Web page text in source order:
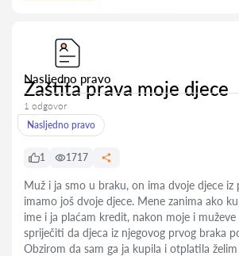
Nasljedno pravo
Zaštita prava moje djece
1 odgovor
Nasljedno pravo
1 1717
Muž i ja smo u braku, on ima dvoje djece iz
imamo još dvoje djece. Mene zanima ako
ime i ja plaćam kredit, nakon moje i
spriječiti da djeca iz njegovog prvog braka
Obzirom da sam ga ja kupila i otplatila